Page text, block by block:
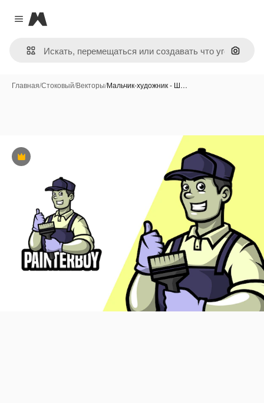
Close menu
Magnific
Поиск
Главная/Стоковый/Векторы/Мальчик-художник - Ш…
Премиум